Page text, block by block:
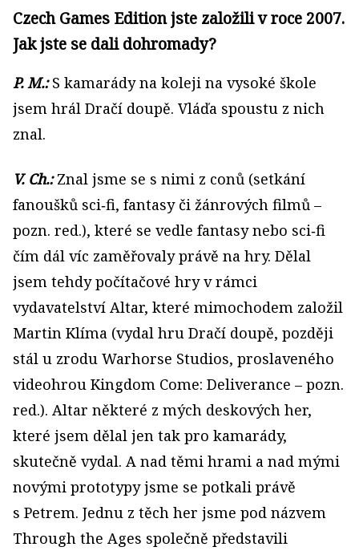
Czech Games Edition jste založili v roce 2007.
Jak jste se dali dohromady?
P. M.:S kamarády na koleji na vysoké škole
jsem hrál Dračí doupě. Vláďa spoustu z nich
znal.
V. Ch.:Znal jsme se s nimi z conů (setkání
fanoušků sci‑fi, fantasy či žánrových filmů –
pozn. red.), které se vedle fantasy nebo sci‑fi
čím dál víc zaměřovaly právě na hry. Dělal
jsem tehdy počítačové hry v rámci
vydavatelství Altar, které mimochodem založil
Martin Klíma (vydal hru Dračí doupě, později
stál u zrodu Warhorse Studios, proslaveného
videohrou Kingdom Come: Deliverance – pozn.
red.). Altar některé z mých deskových her,
které jsem dělal jen tak pro kamarády,
skutečně vydal. A nad těmi hrami a nad mými
novými prototypy jsme se potkali právě
s Petrem. Jednu z těch her jsme pod názvem
Through the Ages společně představili